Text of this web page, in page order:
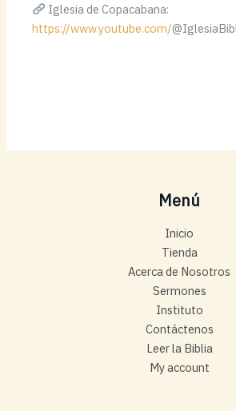
Iglesia de Copacabana:
https://www.youtube.com/
Menú
Inicio
Tienda
Acerca de Nosotros
Sermones
Instituto
Contáctenos
Leer la Biblia
My account